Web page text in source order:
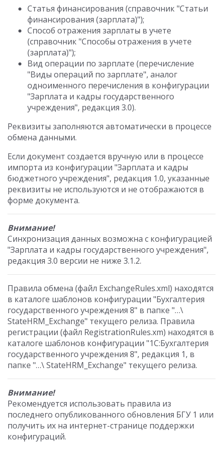
Статья финансирования (справочник "Статьи
финансирования (зарплата)");
Способ отражения зарплаты в учете
(справочник "Способы отражения в учете
(зарплата)");
Вид операции по зарплате (перечисление
"Виды операций по зарплате", аналог
одноименного перечисления в конфигурации
"Зарплата и кадры государственного
учреждения", редакция 3.0).
Реквизиты заполняются автоматически в процессе
обмена данными.
Если документ создается вручную или в процессе
импорта из конфигурации "Зарплата и кадры
бюджетного учреждения", редакция 1.0, указанные
реквизиты не используются и не отображаются в
форме документа.
Внимание!
Синхронизация данных возможна с конфигурацией
"Зарплата и кадры государственного учреждения",
редакция 3.0 версии не ниже 3.1.2.
Правила обмена (файл ExchangeRules.xml) находятся
в каталоге шаблонов конфигурации "Бухгалтерия
государственного учреждения 8" в папке "…\
StateHRM_Exchange" текущего релиза. Правила
регистрации (файл RegistrationRules.xm) находятся в
каталоге шаблонов конфигурации "1С:Бухгалтерия
государственного учреждения 8", редакция 1, в
папке "…\ StateHRM_Exchange" текущего релиза.
Внимание!
Рекомендуется использовать правила из
последнего опубликованного обновления БГУ 1 или
получить их на интернет-странице поддержки
конфигураций.